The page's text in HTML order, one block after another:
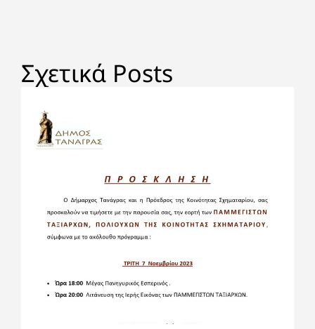
Σχετικά Posts
AUGUST 7, 2026
ΟΡΙΣΤΙΚΟΣ ΠΙΝΑΚΑΣ ΠΡΟΣΛΗΠΤΕΩΝ
ΑΝΑΚΟΙΝΩΣΗΣ ΣΟΧ 4/2026